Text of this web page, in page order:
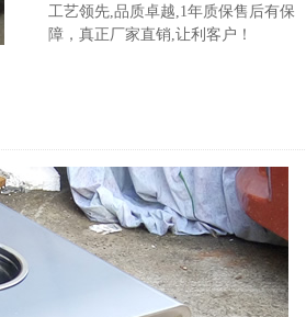
工艺领先,品质卓越,1年质保售后有保
障，真正厂家直销,让利客户！